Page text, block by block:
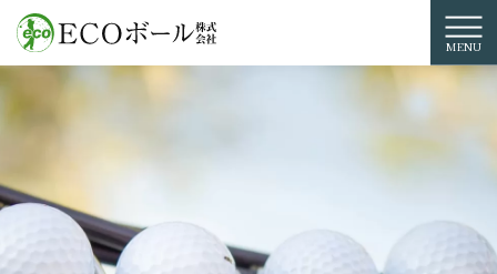
テ
ン
ツ
キ